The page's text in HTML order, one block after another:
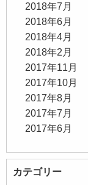
2018年7月
2018年6月
2018年4月
2018年2月
2017年11月
2017年10月
2017年8月
2017年7月
2017年6月
カテゴリー